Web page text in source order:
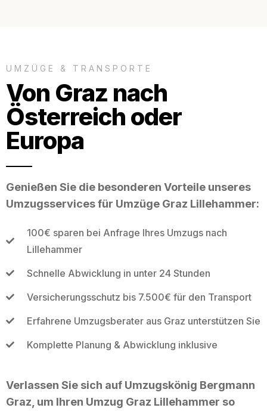
UMZÜGE & TRANSPORTE
Von Graz nach
Österreich oder
Europa
Genießen Sie die besonderen Vorteile unseres
Umzugsservices für Umzüge Graz Lillehammer:
100€ sparen bei Anfrage Ihres Umzugs nach
Lillehammer
Schnelle Abwicklung in unter 24 Stunden
Versicherungsschutz bis 7.500€ für den Transport
Erfahrene Umzugsberater aus Graz unterstützen Sie
Komplette Planung & Abwicklung inklusive
Verlassen Sie sich auf Umzugskönig Bergmann
Graz, um Ihren Umzug Graz Lillehammer so